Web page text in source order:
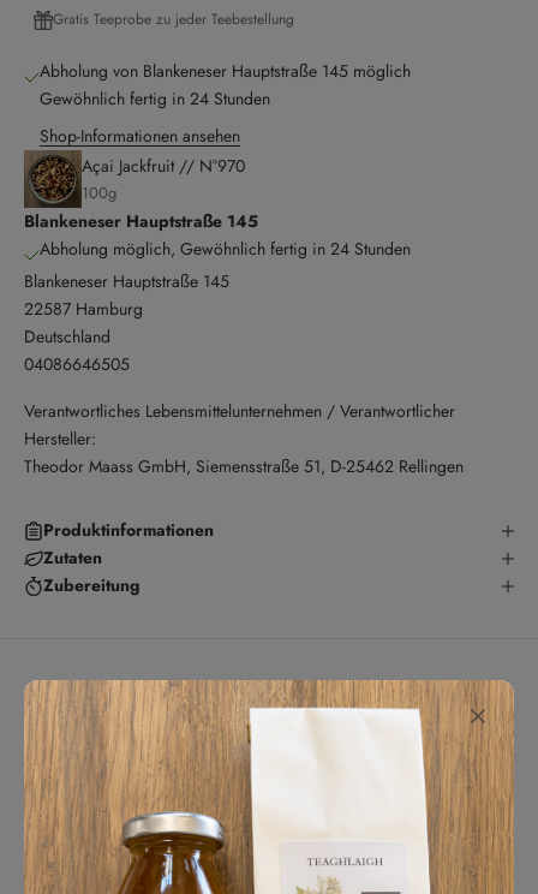
Gratis Teeprobe zu jeder Teebestellung
Abholung von Blankeneser Hauptstraße 145 möglich
Gewöhnlich fertig in 24 Stunden
Shop-Informationen ansehen
Açai Jackfruit // N°970
100g
Blankeneser Hauptstraße 145
Abholung möglich, Gewöhnlich fertig in 24 Stunden
Blankeneser Hauptstraße 145
22587 Hamburg
Deutschland
04086646505
Verantwortliches Lebensmittelunternehmen / Verantwortlicher
Hersteller:
Theodor Maass GmbH, Siemensstraße 51, D-25462 Rellingen
Produktinformationen
Zutaten
Zubereitung
Kundenbewertungen
Basierend auf 1 Bewertung